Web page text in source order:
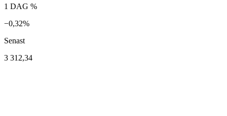
1 DAG %
−0,32%
Senast
3 312,34